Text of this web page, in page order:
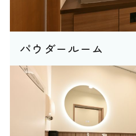
パウダールーム